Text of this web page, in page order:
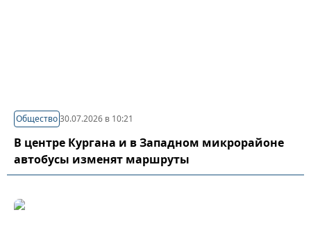
Общество30.07.2026 в 10:21
В центре Кургана и в Западном микрорайоне
автобусы изменят маршруты